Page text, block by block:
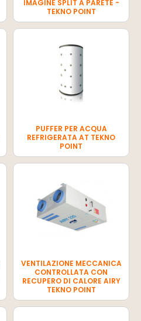
IMAGINE SPLIT A PARETE -
TEKNO POINT
PUFFER PER ACQUA
REFRIGERATA AT TEKNO
POINT
VENTILAZIONE MECCANICA
CONTROLLATA CON
RECUPERO DI CALORE AIRY
TEKNO POINT